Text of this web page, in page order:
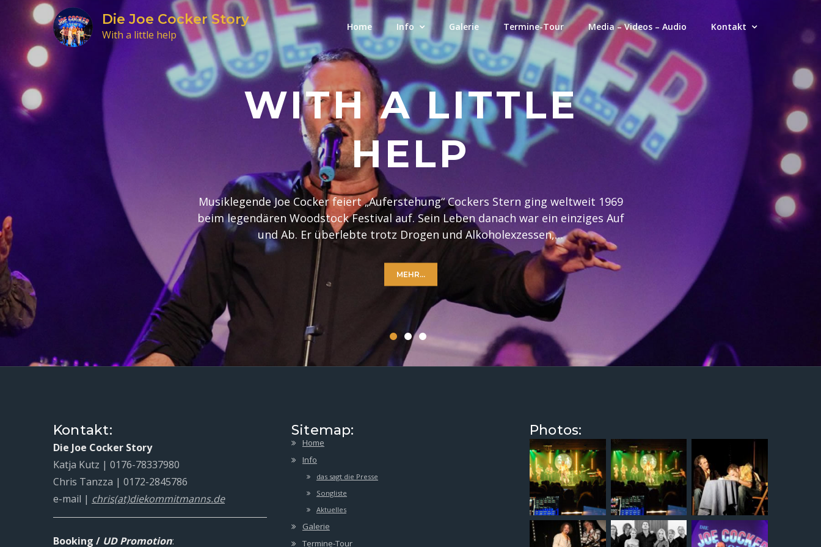
content
Die Joe Cocker Story
With a little help
Home Info Galerie Termine-Tour Media – Videos – Audio Kontakt
WITH A LITTLE
HELP
Musiklegende Joe Cocker feiert „Auferstehung“ Cockers Stern ging weltweit 1969
beim legendären Woodstock Festival auf. Sein Leben danach war ein einziges Auf
und Ab. Er überlebte trotz Drogen und Alkoholexzessen,…
MEHR...
Kontakt:
Die Joe Cocker Story
Katja Kutz | 0176-78337980
Chris Tanzza | 0172-2845786
e-mail | chris(at)diekommitmanns.de
Booking / UD Promotion:
Sitemap:
Home
Info
das sagt die Presse
Songliste
Aktuelles
Galerie
Termine-Tour
Photos: